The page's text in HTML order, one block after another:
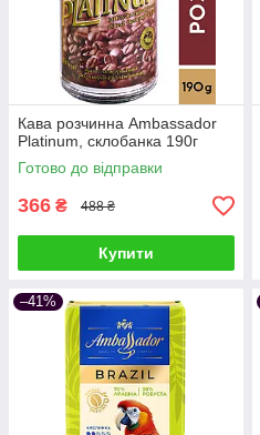
Кава розчинна Ambassador
Platinum, склобанка 190г
Готово до відправки
366 ₴ 488 ₴
Купити
–41%